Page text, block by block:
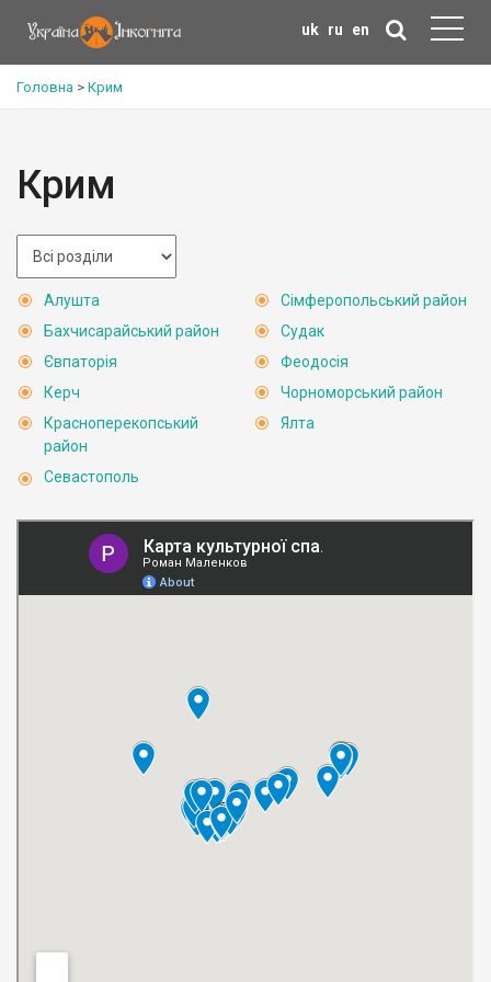
uk ru en
Головна > Крим
Крим
Алушта
Бахчисарайський район
Євпаторія
Керч
Красноперекопський
район
Севастополь
Сімферопольський район
Судак
Феодосія
Чорноморський район
Ялта